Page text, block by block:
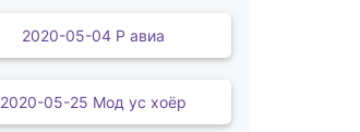
2020-05-04 Р авиа
2020-05-25 Мод ус хоёр